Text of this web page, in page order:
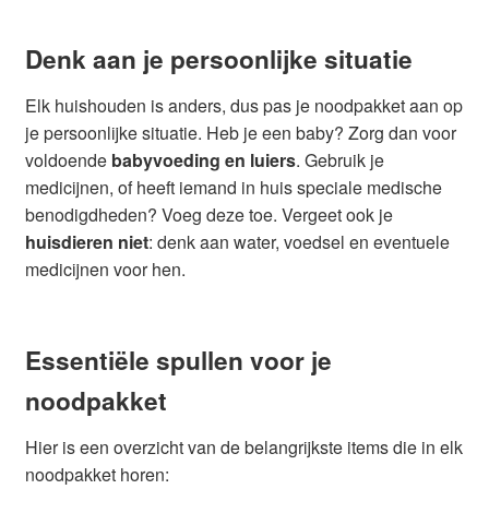
Contact Waterflessenwinkel.nl
Denk aan je persoonlijke situatie
Elk huishouden is anders, dus pas je noodpakket aan op
je persoonlijke situatie. Heb je een baby? Zorg dan voor
voldoende babyvoeding en luiers. Gebruik je
medicijnen, of heeft iemand in huis speciale medische
benodigdheden? Voeg deze toe. Vergeet ook je
huisdieren niet: denk aan water, voedsel en eventuele
medicijnen voor hen.
Essentiële spullen voor je
noodpakket
Hier is een overzicht van de belangrijkste items die in elk
noodpakket horen: